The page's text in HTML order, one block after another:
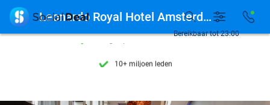
7 dagen per week beschikbaarBereikbaar tot 23:00
 Leonardo Royal Hotel Amsterdam